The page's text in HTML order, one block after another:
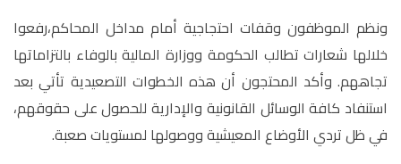
ونظم الموظفون وقفات احتجاجية أمام مداخل المحاكم،رفعوا
خلالها شعارات تطالب الحكومة ووزارة المالية بالوفاء بالتزاماتها
تجاههم. وأكد المحتجون أن هذه الخطوات التصعيدية تأتي بعد
استنفاد كافة الوسائل القانونية والإدارية للحصول على حقوقهم،
في ظل تردي الأوضاع المعيشية ووصولها لمستويات صعبة.